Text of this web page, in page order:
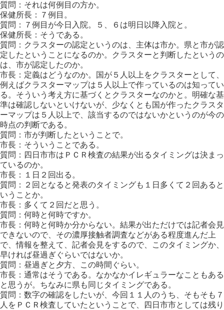
質問：それは何例目の方か。
保健所長：７例目。
質問：７例目が今日入院。５、６は明日以降入院と。
保健所長：そうである。
質問：クラスターの認定というのは、主体は市か。県と市が認
定したということになるのか。クラスターと判断したというの
は、市が認定したのか。
市長：定義はどうなのか。国が５人以上をクラスターとして、
例えばクラスターマップは５人以上で作っているのは知ってい
る。そういう考え方に基づくとクラスターなのかと。明確な基
準は確認しないといけないが、少なくとも国が作ったクラスタ
ーマップは５人以上で、該当するのではないかというのが今の
時点の判断である。
質問：市が判断したということで。
市長：そういうことである。
質問：四日市市はＰＣＲ検査の結果が出るタイミングは決まっ
ているのか。
市長：１日２回出る。
質問：２回となると発表のタイミングも１日多くて２回あると
いうことか。
市長：多くて２回だと思う。
質問：何時と何時ですか。
市長：何時と何時か分からない。結果が出ただけでは記者会見
できないので、その濃厚接触者調査などがある程度進んだ上
で、情報を整えて、記者会見をするので、このタイミングか、
早ければ昼過ぎぐらいではないか。
質問：昼過ぎと夕方、この時間ぐらい。
市長：通常はそうである。なかなかイレギュラーなこともある
と思うが。ちなみに県も同じタイミングである。
質問：数字の確認をしたいが、今回１１人のうち、そもそも７
人をＰＣＲ検査していたということで、四日市市としては残り